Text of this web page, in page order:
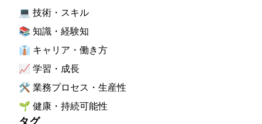
💻 技術・スキル
📚 知識・経験知
👔 キャリア・働き方
📈 学習・成長
🛠️ 業務プロセス・生産性
🌱 健康・持続可能性
タグ